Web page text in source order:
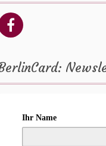
Ihr Name